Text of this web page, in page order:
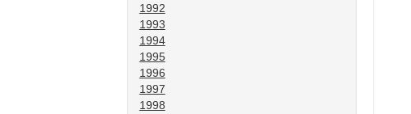
1992
1993
1994
1995
1996
1997
1998